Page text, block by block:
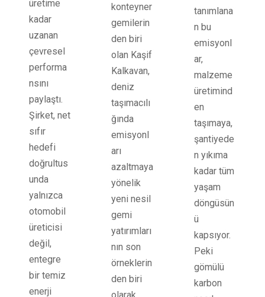
üretime
kadar
uzanan
çevresel
performa
nsını
paylaştı.
Şirket, net
sıfır
hedefi
doğrultus
unda
yalnızca
otomobil
üreticisi
değil,
entegre
bir temiz
enerji
konteyner
gemilerin
den biri
olan Kaşif
Kalkavan,
deniz
taşımacılı
ğında
emisyonl
arı
azaltmaya
yönelik
yeni nesil
gemi
yatırımları
nın son
örneklerin
den biri
tanımlana
n bu
emisyonl
ar,
malzeme
üretimind
en
taşımaya,
şantiyede
n yıkıma
kadar tüm
yaşam
döngüsün
ü
kapsıyor.
Peki
gömülü
karbon